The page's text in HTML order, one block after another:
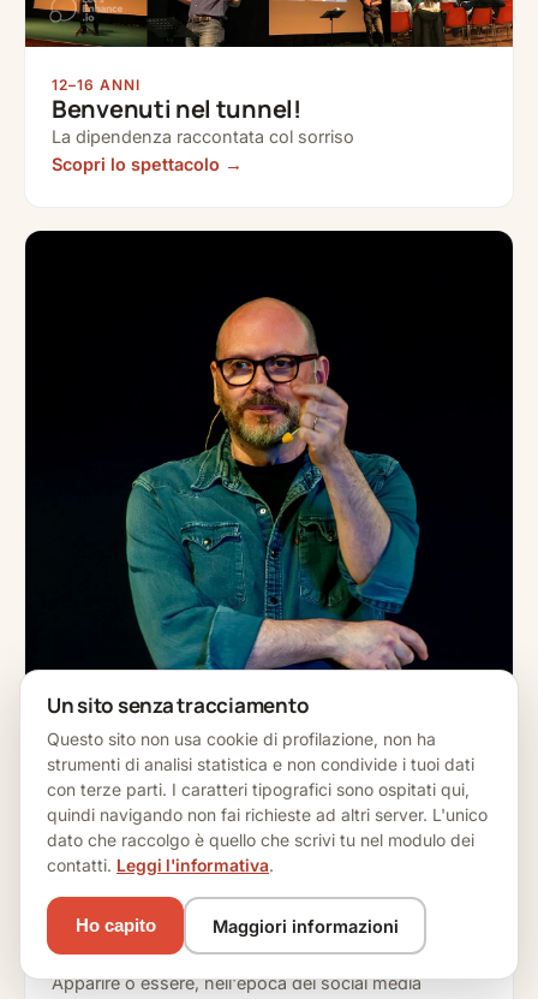
12–16 ANNI
Benvenuti nel tunnel!
La dipendenza raccontata col sorriso
Scopri lo spettacolo
DAI 16 ANNI E ADULTI
Appaio e dunque sono… o forse no?!
Apparire o essere, nell'epoca dei social media
Un sito senza tracciamento
Questo sito non usa cookie di profilazione, non ha
strumenti di analisi statistica e non condivide i tuoi dati
con terze parti. I caratteri tipografici sono ospitati qui,
quindi navigando non fai richieste ad altri server. L'unico
dato che raccolgo è quello che scrivi tu nel modulo dei
contatti. Leggi l'informativa.
Ho capito Maggiori informazioni